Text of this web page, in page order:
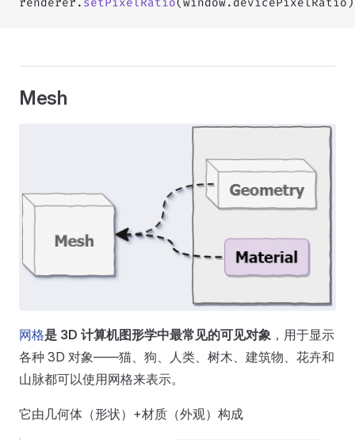
Mesh
网格是 3D 计算机图形学中最常见的可见对象 ，用于显示
各种 3D 对象——猫、狗、人类、树木、建筑物、花卉和
山脉都可以使用网格来表示。
它由几何体（形状）+材质（外观）构成